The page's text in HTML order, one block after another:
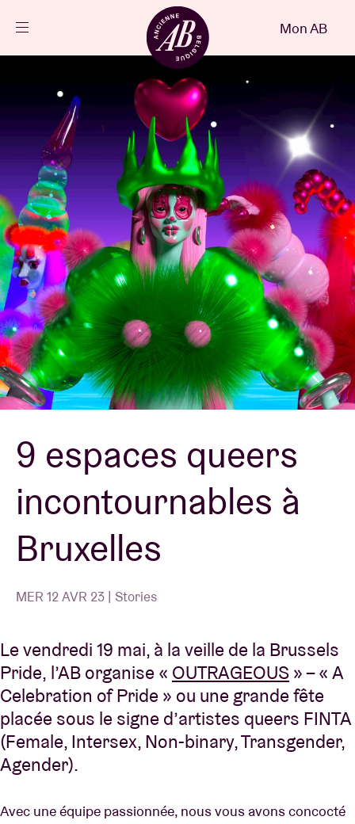
FR
Agenda
Projets
Actualités
Infos visiteurs
AB ❤ you
Location de salles
BRDCST
ABtv
Chèque-concert
À propos de l'AB
Contact
Mon AB
9 espaces queers
incontournables à
Bruxelles
MER 12 AVR 23 | Stories
Le vendredi 19 mai, à la veille de la Brussels
Pride, l’AB organise « OUTRAGEOUS » – « A
Celebration of Pride » ou une grande fête
placée sous le signe d’artistes queers FINTA
(Female, Intersex, Non-binary, Transgender,
Agender).
Avec une équipe passionnée, nous vous avons concocté